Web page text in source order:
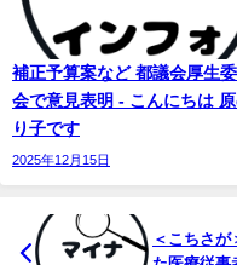
補正予算案など 都議会厚生
会で意見表明 - こんにちは
り子です
2025年12月15日
＜こちさ